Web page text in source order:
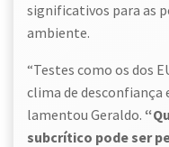
significativos para as
ambiente.
“Testes como os dos
clima de desconfiança
lamentou Geraldo.
subcrítico pode ser